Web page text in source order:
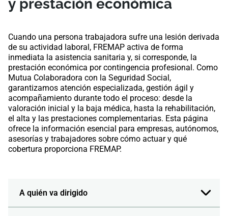
900 61 00
61
Asesorías
Autónomos
Proveedores
y prestación económica
Cuando una persona trabajadora sufre una lesión derivada
de su actividad laboral, FREMAP activa de forma
inmediata la asistencia sanitaria y, si corresponde, la
prestación económica por contingencia profesional. Como
Mutua Colaboradora con la Seguridad Social,
garantizamos atención especializada, gestión ágil y
acompañamiento durante todo el proceso: desde la
valoración inicial y la baja médica, hasta la rehabilitación,
el alta y las prestaciones complementarias. Esta página
ofrece la información esencial para empresas, autónomos,
asesorías y trabajadores sobre cómo actuar y qué
cobertura proporciona FREMAP.
A quién va dirigido